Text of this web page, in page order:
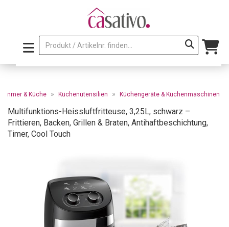
& Küche » Küchenutensilien » Küchengeräte & Küchenmaschinen
Multifunktions-Heissluftfritteuse, 3,25L, schwarz –
Frittieren, Backen, Grillen & Braten, Antihaftbeschichtung,
Timer, Cool Touch